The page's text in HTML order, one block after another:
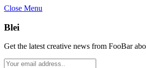
Close Menu
Blei
Get the latest creative news from FooBar